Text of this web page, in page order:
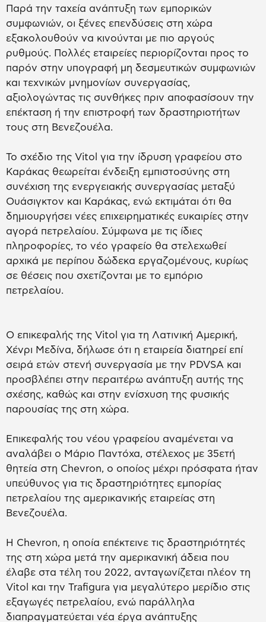
Παρά την ταχεία ανάπτυξη των εμπορικών
συμφωνιών, οι ξένες επενδύσεις στη χώρα
εξακολουθούν να κινούνται με πιο αργούς
ρυθμούς. Πολλές εταιρείες περιορίζονται προς το
παρόν στην υπογραφή μη δεσμευτικών συμφωνιών
και τεχνικών μνημονίων συνεργασίας,
αξιολογώντας τις συνθήκες πριν αποφασίσουν την
επέκταση ή την επιστροφή των δραστηριοτήτων
τους στη Βενεζουέλα.
Το σχέδιο της Vitol για την ίδρυση γραφείου στο
Καράκας θεωρείται ένδειξη εμπιστοσύνης στη
συνέχιση της ενεργειακής συνεργασίας μεταξύ
Ουάσιγκτον και Καράκας, ενώ εκτιμάται ότι θα
δημιουργήσει νέες επιχειρηματικές ευκαιρίες στην
αγορά πετρελαίου. Σύμφωνα με τις ίδιες
πληροφορίες, το νέο γραφείο θα στελεχωθεί
αρχικά με περίπου δώδεκα εργαζομένους, κυρίως
σε θέσεις που σχετίζονται με το εμπόριο
πετρελαίου.
Ο επικεφαλής της Vitol για τη Λατινική Αμερική,
Χένρι Μεδίνα, δήλωσε ότι η εταιρεία διατηρεί επί
σειρά ετών στενή συνεργασία με την PDVSA και
προσβλέπει στην περαιτέρω ανάπτυξη αυτής της
σχέσης, καθώς και στην ενίσχυση της φυσικής
παρουσίας της στη χώρα.
Επικεφαλής του νέου γραφείου αναμένεται να
αναλάβει ο Μάριο Παντόχα, στέλεχος με 35ετή
θητεία στη Chevron, ο οποίος μέχρι πρόσφατα ήταν
υπεύθυνος για τις δραστηριότητες εμπορίας
πετρελαίου της αμερικανικής εταιρείας στη
Βενεζουέλα.
Η Chevron, η οποία επέκτεινε τις δραστηριότητές
της στη χώρα μετά την αμερικανική άδεια που
έλαβε στα τέλη του 2022, ανταγωνίζεται πλέον τη
Vitol και την Trafigura για μεγαλύτερο μερίδιο στις
εξαγωγές πετρελαίου, ενώ παράλληλα
διαπραγματεύεται νέα έργα ανάπτυξης